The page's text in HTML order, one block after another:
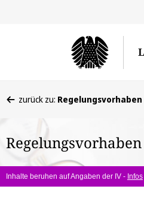
befinden
hier:
zurück zu: Regelungsvorhaben
Regelungsvorhaben
Inhalte beruhen auf Angaben der IV - Infos